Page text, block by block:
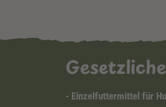
- Einzelfuttermittel für